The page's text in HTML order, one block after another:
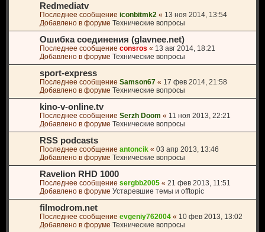
Redmediatv
Последнее сообщение iconbitmk2 « 13 ноя 2014, 13:54
Добавлено в форуме Технические вопросы
Ошибка соединения (glavnee.net)
Последнее сообщение consros « 13 авг 2014, 18:21
Добавлено в форуме Технические вопросы
sport-express
Последнее сообщение Samson67 « 17 фев 2014, 21:58
Добавлено в форуме Технические вопросы
kino-v-online.tv
Последнее сообщение Serzh Doom « 11 ноя 2013, 22:21
Добавлено в форуме Технические вопросы
RSS podcasts
Последнее сообщение antoncik « 03 апр 2013, 13:46
Добавлено в форуме Технические вопросы
Ravelion RHD 1000
Последнее сообщение sergbb2005 « 21 фев 2013, 11:51
Добавлено в форуме Устаревшие темы и offtopic
filmodrom.net
Последнее сообщение evgeniy762004 « 10 фев 2013, 13:02
Добавлено в форуме Технические вопросы